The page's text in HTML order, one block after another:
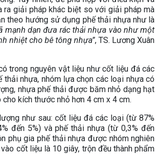
ra giải pháp khác biệt so với giải pháp mà
theo hướng sử dụng phế thải nhựa như là
mạnh dạn đưa rác thải nhựa vào như một
nhiệt cho bê tông nhựa”, TS. Lương Xuân
trong nguyên vật liệu như cốt liệu đá các
nhựa, nhóm lựa chọn các loại nhựa có
nhựa phế thải được băm nhỏ dạng hạt
kích thước nhỏ hơn 4 cm x 4 cm.
như sau: cốt liệu đá các loại (từ 87%
đến 5%) và phế thải nhựa (từ 0,3% đến
phụ gia phế thải nhựa được nhóm nghiên
cốt liệu là 10 giây, trộn đều thành phẩm